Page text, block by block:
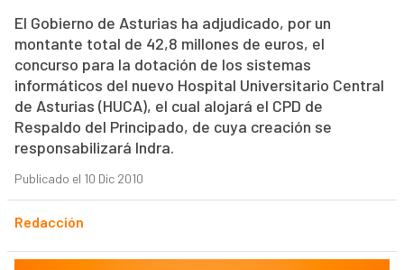
El Gobierno de Asturias ha adjudicado, por un
montante total de 42,8 millones de euros, el
concurso para la dotación de los sistemas
informáticos del nuevo Hospital Universitario Central
de Asturias (HUCA), el cual alojará el CPD de
Respaldo del Principado, de cuya creación se
responsabilizará Indra.
Publicado el 10 Dic 2010
Redacción